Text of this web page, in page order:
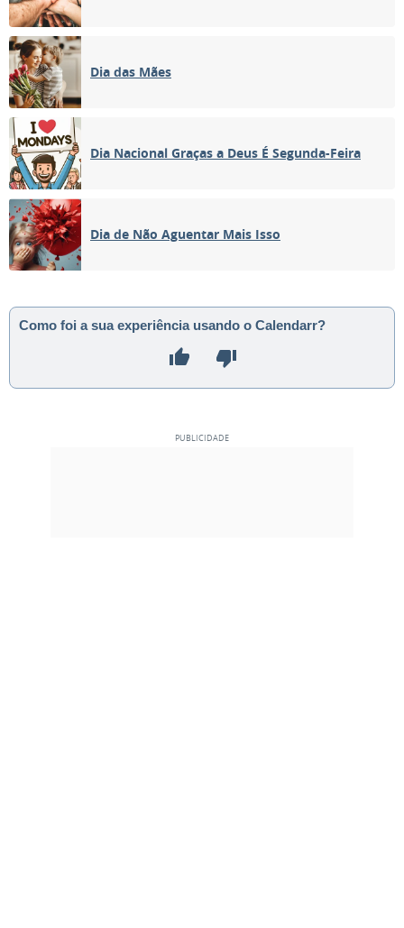
Dia das Mães
Dia Nacional Graças a Deus É Segunda-Feira
Dia de Não Aguentar Mais Isso
Como foi a sua experiência usando o Calendarr?